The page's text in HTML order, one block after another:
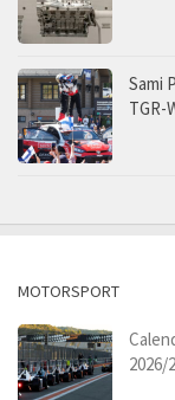
Sami
TGR-
MOTORSPORT
2026/